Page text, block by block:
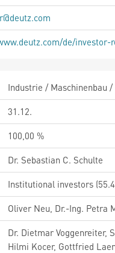
de/investor-
Industrie / Maschinenbau /
31.12.
100,00 %
Dr. Sebastian C. Schulte
Institutional investors
Oliver Neu, Dr.-Ing. Petra
Dr. Dietmar Voggenreiter,
Hilmi Kocer, Gottfried